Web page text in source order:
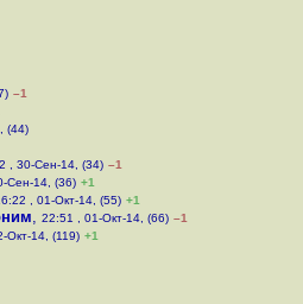
–1
(44)
, 30-Сен-14, (34) –1
Сен-14, (36) +1
, 01-Окт-14, (55) +1
, 22:51 , 01-Окт-14, (66) –1
Окт-14, (119) +1